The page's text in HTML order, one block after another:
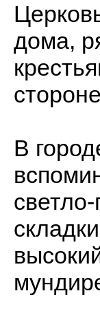
дома,
В